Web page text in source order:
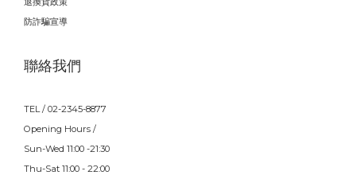
防詐騙宣導
聯絡我們
TEL / 02-2345-8877
Opening Hours /
Sun-Wed 11:00 -21:30
Thu-Sat 11:00 - 22:00